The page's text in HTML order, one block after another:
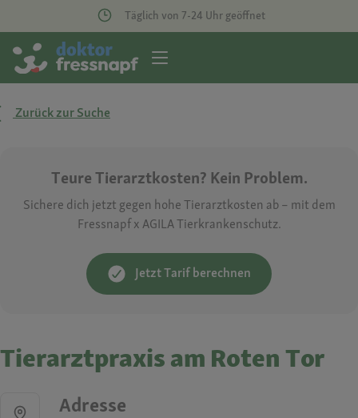
Täglich von 7-24 Uhr geöffnet
Zurück zur Suche
Teure Tierarztkosten? Kein Problem.
Sichere dich jetzt gegen hohe Tierarztkosten ab – mit dem
Fressnapf x AGILA Tierkrankenschutz.
Jetzt Tarif berechnen
Tierarztpraxis am Roten Tor
Adresse